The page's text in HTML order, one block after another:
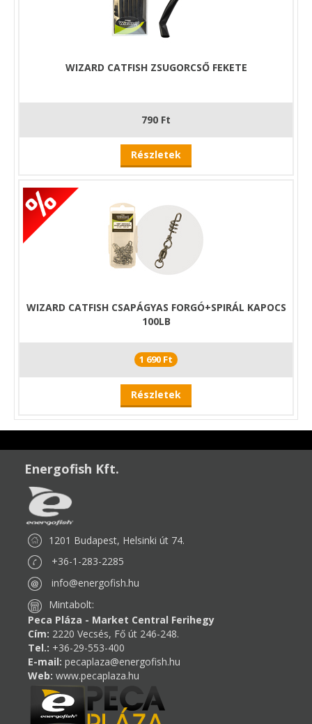
WIZARD CATFISH ZSUGORCSŐ FEKETE
790 Ft
Részletek
WIZARD CATFISH CSAPÁGYAS FORGÓ+SPIRÁL KAPOCS
100LB
1 690 Ft
Részletek
Energofish Kft.
1201 Budapest, Helsinki út 74.
+36-1-283-2285
info@energofish.hu
Mintabolt:
Peca Pláza - Market Central Ferihegy
Cím: 2220 Vecsés, Fő út 246-248.
Tel.: +36-29-553-400
E-mail: pecaplaza@energofish.hu
Web: www.pecaplaza.hu